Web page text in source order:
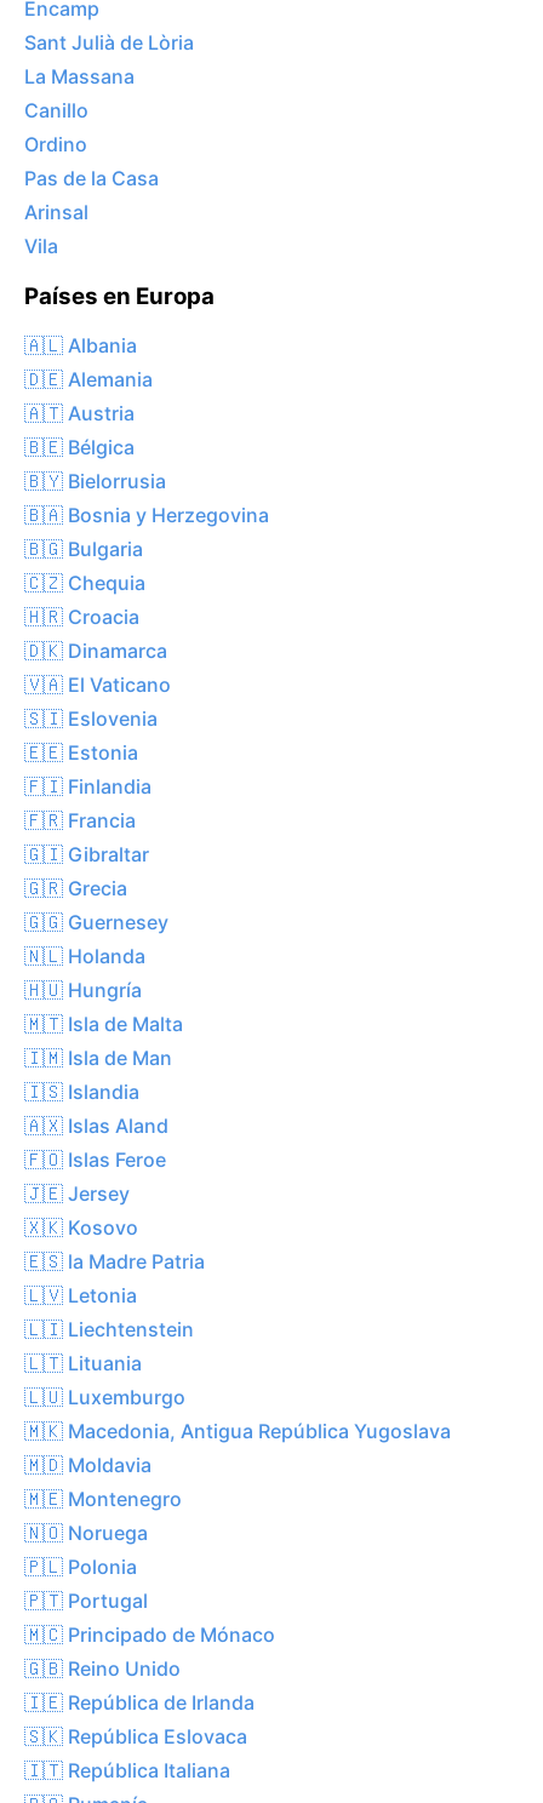
Encamp
Sant Julià de Lòria
La Massana
Canillo
Ordino
Pas de la Casa
Arinsal
Vila
Países en Europa
🇦🇱 Albania
🇩🇪 Alemania
🇦🇹 Austria
🇧🇪 Bélgica
🇧🇾 Bielorrusia
🇧🇦 Bosnia y Herzegovina
🇧🇬 Bulgaria
🇨🇿 Chequia
🇭🇷 Croacia
🇩🇰 Dinamarca
🇻🇦 El Vaticano
🇸🇮 Eslovenia
🇪🇪 Estonia
🇫🇮 Finlandia
🇫🇷 Francia
🇬🇮 Gibraltar
🇬🇷 Grecia
🇬🇬 Guernesey
🇳🇱 Holanda
🇭🇺 Hungría
🇲🇹 Isla de Malta
🇮🇲 Isla de Man
🇮🇸 Islandia
🇦🇽 Islas Aland
🇫🇴 Islas Feroe
🇯🇪 Jersey
🇽🇰 Kosovo
🇪🇸 la Madre Patria
🇱🇻 Letonia
🇱🇮 Liechtenstein
🇱🇹 Lituania
🇱🇺 Luxemburgo
🇲🇰 Macedonia, Antigua República Yugoslava
🇲🇩 Moldavia
🇲🇪 Montenegro
🇳🇴 Noruega
🇵🇱 Polonia
🇵🇹 Portugal
🇲🇨 Principado de Mónaco
🇬🇧 Reino Unido
🇮🇪 República de Irlanda
🇸🇰 República Eslovaca
🇮🇹 República Italiana